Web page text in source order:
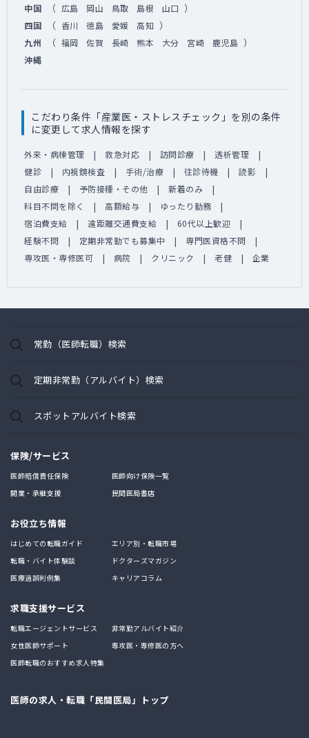
中国 （ 広島 岡山 鳥取 島根 山口 ）
四国 （ 香川 徳島 愛媛 高知 ）
九州 （ 福岡 佐賀 長崎 熊本 大分 宮崎 鹿児島 ）
沖縄
こだわり条件「産業医・ストレスチェック」を別の条件
に変更して求人情報を探す
外来・病棟管理 救急対応 訪問診療
透析管理
健診
内視鏡検査 手術/治療 往診待機
読影
自由診療
予防接種・その他
新着のみ
科目不問を除く
高額給与
ゆったり勤務
宿泊費支給
遠距離交通費支給
60代以上歓迎
経験不問
定期非常勤でも募集中
専門医資格不問
専攻医・専修医可
病院 クリニック 老健 企業
常勤（医師転職）検索
定期非常勤（アルバイト）検索
スポットアルバイト検索
保険/サービス
医師賠償責任保険
医師向け保険一覧
開業・承継支援
民間医局書店
お役立ち情報
はじめての転職ガイド
エリア別・転職市場
転職・バイト体験談
ドクターズマガジン
医療過誤判例集
キャリアコラム
求職支援サービス
転職エージェントサービス
非常勤アルバイト紹介
女性医師サポート
専攻医・専修医の方へ
医師転職のおすすめ求人特集
医師の求人・転職「民間医局」トップ